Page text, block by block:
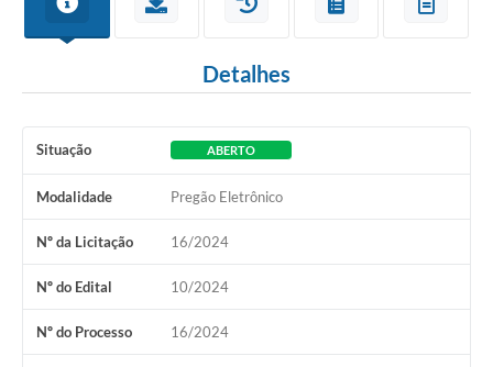
Coleta virtual: Planejamento de 2027
Fundo Social de Solidariedade de Iepê
Veículos paralisados
Coleta de Sugestões
Orçamento Participativo
Legislação
Detalhes
Situação ABERTO
Modalidade Pregão Eletrônico
Nº da Licitação 16/2024
Nº do Edital 10/2024
Nº do Processo 16/2024